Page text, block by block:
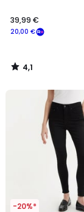
20,00 €
39,99 €
4,1
/
-20%*